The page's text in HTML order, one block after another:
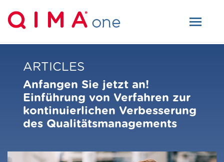
ARTICLES
Anfangen Sie jetzt an!
Einführung von Verfahren zur
kontinuierlichen Verbesserung
des Qualitätsmanagements